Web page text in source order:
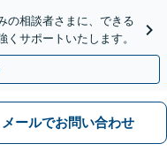
の相談者さまに、できる
サポートいたします。
メールでお問い合わせ